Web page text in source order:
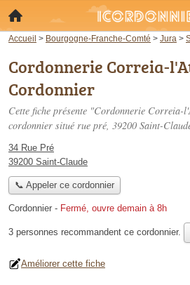
Accueil > Bourgogne-Franche-Comté > Jura >
Cordonnerie Correia-
Cordonnier
Cette fiche présente "Cordonnerie
cordonnier situé rue pré, 39200 Saint-
34 Rue Pré
39200 Saint-Claude
📞 Appeler ce cordonnier
Cordonnier - Fermé, ouvre demain à 8h
3 personnes recommandent ce cordonnier.
Améliorer cette fiche